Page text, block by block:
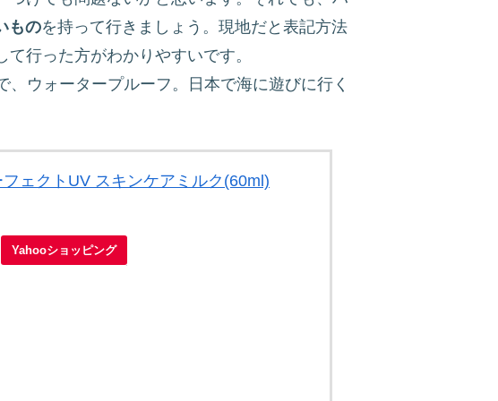
ものを持って行きましょう。現地だと表記方法
行った方がわかりやすいです。
ウォータープルーフ。日本で海に遊びに行く
ェクトUV スキンケアミルク(60ml)
Yahooショッピング